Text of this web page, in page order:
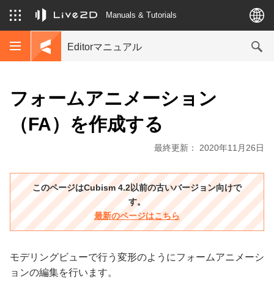
Manuals & Tutorials
Editorマニュアル
フォームアニメーション
（FA）を作成する
最終更新： 2020年11月26日
このページはCubism 4.2以前の古いバージョン向けで
す。
最新のページはこちら
モデリングビューで行う変形のようにフォームアニメーシ
ョンの編集を行います。